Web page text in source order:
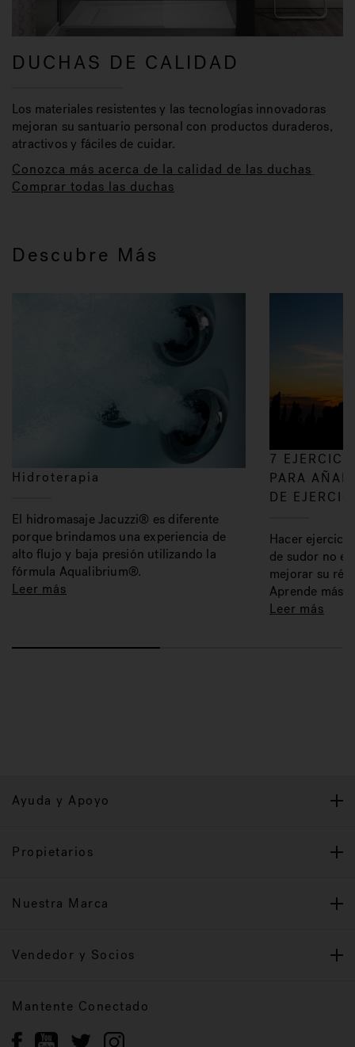
DUCHAS DE CALIDAD
Los materiales resistentes y las tecnologías innovadoras
mejoran su santuario personal con productos duraderos,
atractivos y fáciles de cuidar.
Conozca más acerca de la calidad de las duchas
Comprar todas las duchas
Descubre Más
Hidroterapia
El hidromasaje Jacuzzi® es diferente
porque brindamos una experiencia de
alto flujo y baja presión utilizando la
fórmula Aqualibrium®.
Leer más
7
PARA
DE
Hacer
de sudor no
mejorar su
Aprende más.
Leer más
Ayuda y Apoyo
Propietarios
Nuestra Marca
Vendedor y Socios
Mantente Conectado